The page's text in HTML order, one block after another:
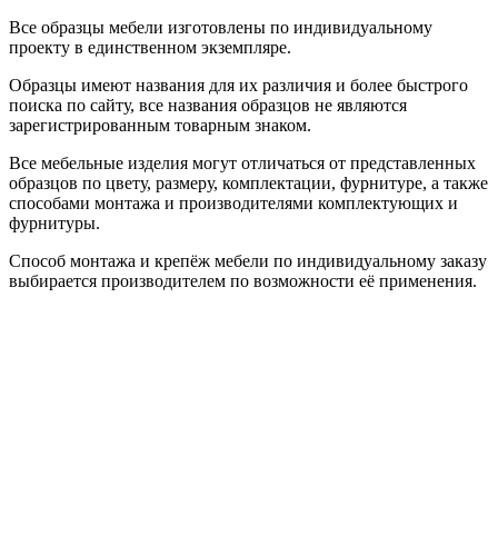
Все образцы мебели изготовлены по индивидуальному
проекту в единственном экземпляре.
Образцы имеют названия для их различия и более быстрого
поиска по сайту, все названия образцов не являются
зарегистрированным товарным знаком.
Все мебельные изделия могут отличаться от представленных
образцов по цвету, размеру, комплектации, фурнитуре, а также
способами монтажа и производителями комплектующих и
фурнитуры.
Способ монтажа и крепёж мебели по индивидуальному заказу
выбирается производителем по возможности её применения.